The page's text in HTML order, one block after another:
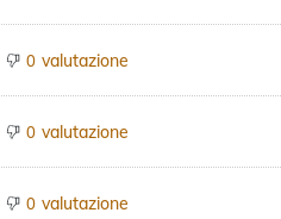
0 valutazione
0 valutazione
0 valutazione